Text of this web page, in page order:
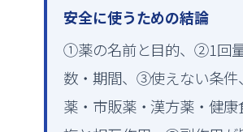
安全に使うための結論
①薬の名前と目的、②1回
数・期間、③使えない条
薬・市販薬・漢方薬・健康